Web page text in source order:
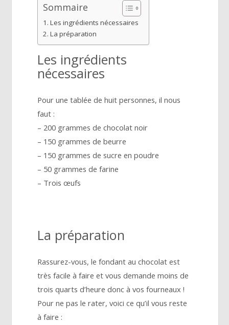
Sommaire
Les ingrédients nécessaires
La préparation
Les ingrédients
nécessaires
Pour une tablée de huit personnes, il nous
faut :
– 200 grammes de chocolat noir
– 150 grammes de beurre
– 150 grammes de sucre en poudre
– 50 grammes de farine
– Trois œufs
La préparation
Rassurez-vous, le fondant au chocolat est
très facile à faire et vous demande moins de
trois quarts d’heure donc à vos fourneaux !
Pour ne pas le rater, voici ce qu’il vous reste
à faire :